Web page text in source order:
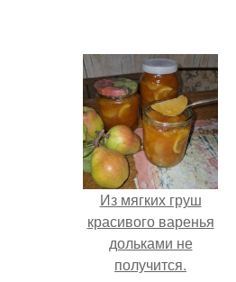
Из мягких груш
красивого варенья
дольками не
получится.